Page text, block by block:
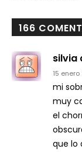
166
silvia
15 enero
mi
muy
el
que lo